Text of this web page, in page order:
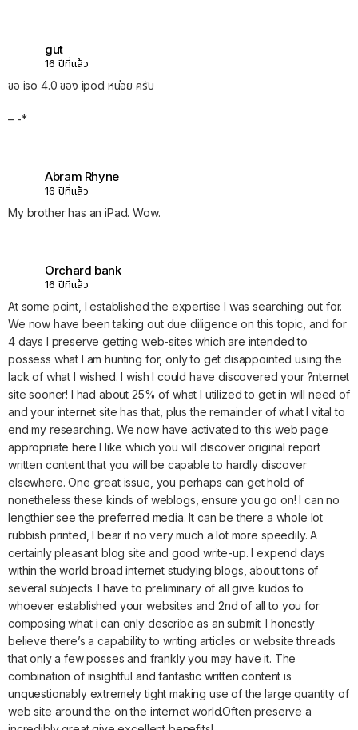
gut
16 ปีที่แล้ว
ขอ iso 4.0 ของ ipod หน่อย ครับ
– -*
Abram Rhyne
16 ปีที่แล้ว
My brother has an iPad. Wow.
Orchard bank
16 ปีที่แล้ว
At some point, I established the expertise I was searching out for.
We now have been taking out due diligence on this topic, and for
4 days I preserve getting web-sites which are intended to
possess what I am hunting for, only to get disappointed using the
lack of what I wished. I wish I could have discovered your ?nternet
site sooner! I had about 25% of what I utilized to get in will need of
and your internet site has that, plus the remainder of what I vital to
end my researching. We now have activated to this web page
appropriate here I like which you will discover original report
written content that you will be capable to hardly discover
elsewhere. One great issue, you perhaps can get hold of
nonetheless these kinds of weblogs, ensure you go on! I can no
lengthier see the preferred media. It can be there a whole lot
rubbish printed, I bear it no very much a lot more speedily. A
certainly pleasant blog site and good write-up. I expend days
within the world broad internet studying blogs, about tons of
several subjects. I have to preliminary of all give kudos to
whoever established your websites and 2nd of all to you for
composing what i can only describe as an submit. I honestly
believe there’s a capability to writing articles or website threads
that only a few posses and frankly you may have it. The
combination of insightful and fantastic written content is
unquestionably extremely tight making use of the large quantity of
web site around the on the internet world.Often preserve a